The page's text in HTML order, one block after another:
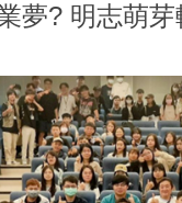
夢? 明志萌